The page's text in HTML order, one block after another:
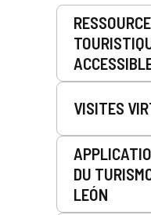
Prestations
VISITES
DU
LEÓN